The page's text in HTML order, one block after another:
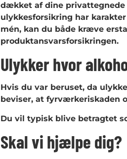
dækket af dine privattegnede
ulykkesforsikring har
mén, kan du både kræve
produktansvarsforsikringen.
Ulykker hvor
Hvis du var beruset, da
beviser, at fyrværkeriskaden
Du vil typisk blive betragtet
Skal vi hjælpe dig?